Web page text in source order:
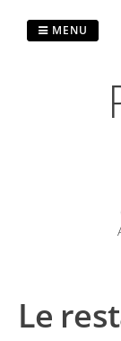
MENU
Le